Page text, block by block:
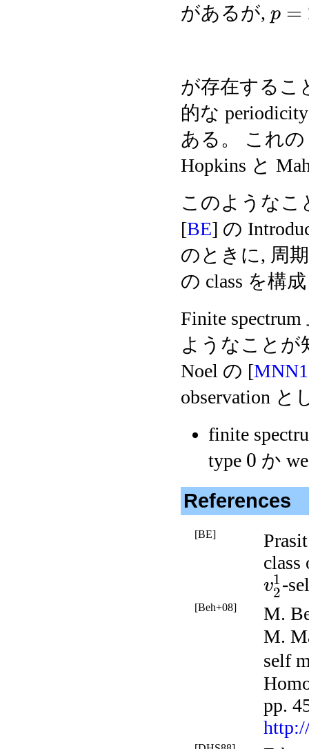
があるが, p =
が存在するこ
的な
ある。 これの
Hopkins と
このようなこ
[BE] の
のときに, 周
の class を構
Finite
ようなことが
Noel の [
observation
finite
type 0 か
References
[BE]
class
v1
2-
[Beh+08]
M.
M.
self
pp.